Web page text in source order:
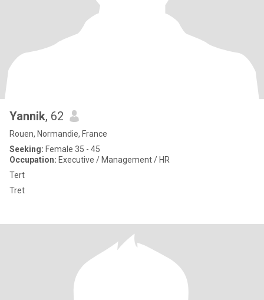
Yannik, 62
Rouen, Normandie, France
Seeking: Female 35 - 45
Occupation: Executive / Management / HR
Tert
Tret